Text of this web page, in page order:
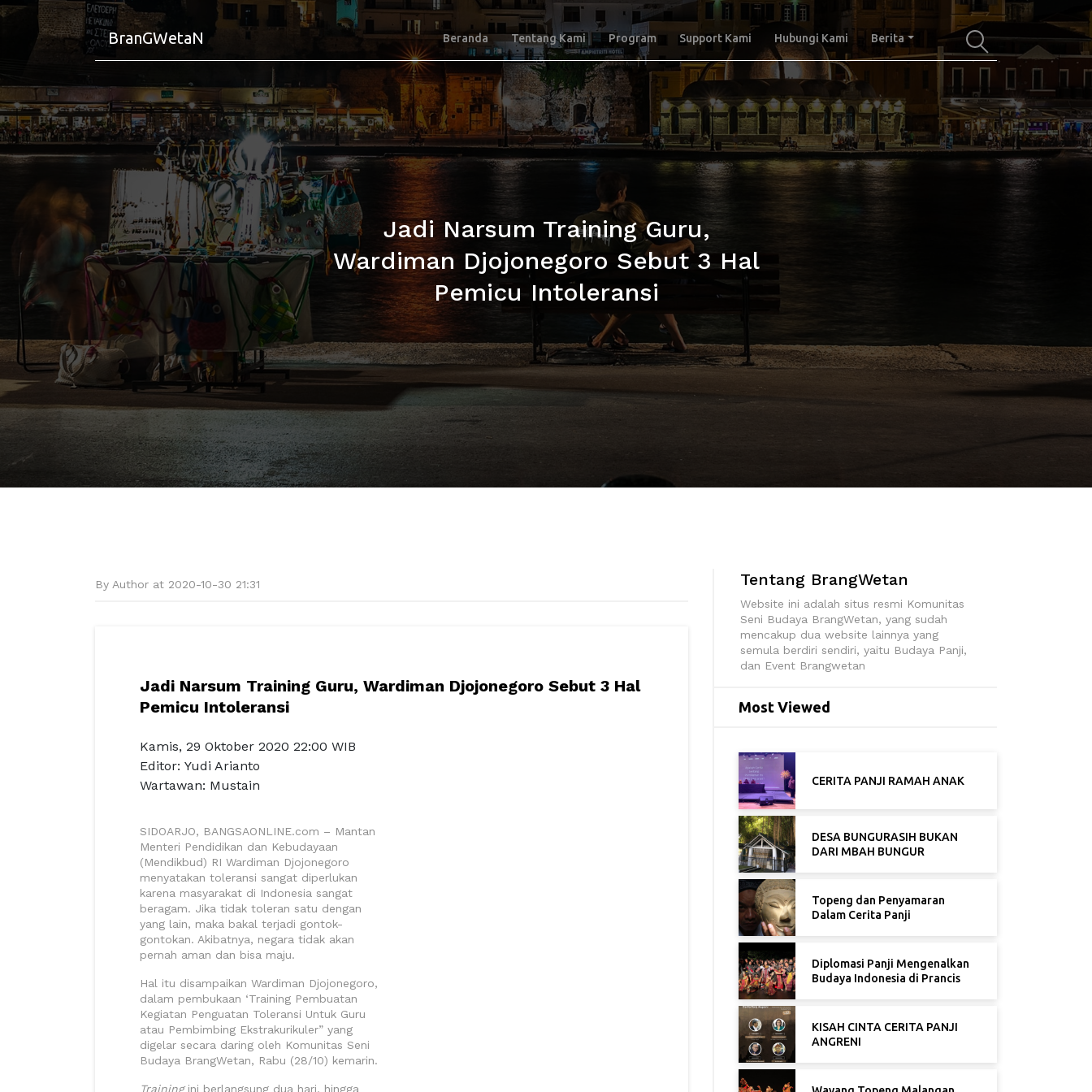
BranGWetaN Beranda Tentang Kami Program Support Kami Hubungi Kami Berita
Jadi Narsum Training Guru,
Wardiman Djojonegoro Sebut 3 Hal
Pemicu Intoleransi
By Author at 2020-10-30 21:31
Jadi Narsum Training Guru, Wardiman Djojonegoro Sebut 3 Hal
Pemicu Intoleransi
Kamis, 29 Oktober 2020 22:00 WIB
Editor: Yudi Arianto
Wartawan: Mustain
SIDOARJO, BANGSAONLINE.com – Mantan
Menteri Pendidikan dan Kebudayaan
(Mendikbud) RI Wardiman Djojonegoro
menyatakan toleransi sangat diperlukan
karena masyarakat di Indonesia sangat
beragam. Jika tidak toleran satu dengan
yang lain, maka bakal terjadi gontok-
gontokan. Akibatnya, negara tidak akan
pernah aman dan bisa maju.
Hal itu disampaikan Wardiman Djojonegoro,
dalam pembukaan ‘Training Pembuatan
Kegiatan Penguatan Toleransi Untuk Guru
atau Pembimbing Ekstrakurikuler” yang
digelar secara daring oleh Komunitas Seni
Budaya BrangWetan, Rabu (28/10) kemarin.
Training ini berlangsung dua hari, hingga
Tentang BrangWetan
Website ini adalah situs resmi Komunitas
Seni Budaya BrangWetan, yang sudah
mencakup dua website lainnya yang
semula berdiri sendiri, yaitu Budaya Panji,
dan Event Brangwetan
Most Viewed
CERITA PANJI RAMAH ANAK
DESA BUNGURASIH BUKAN
DARI MBAH BUNGUR
Topeng dan Penyamaran
Dalam Cerita Panji
Diplomasi Panji Mengenalkan
Budaya Indonesia di Prancis
KISAH CINTA CERITA PANJI
ANGRENI